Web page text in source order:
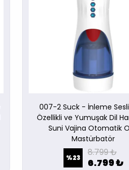
007-2 Suck - İnleme
Özellikli ve Yumuşak Dil
Suni Vajina Otomatik
Mastürbatör
%23 8.799 ₺
6.799 ₺